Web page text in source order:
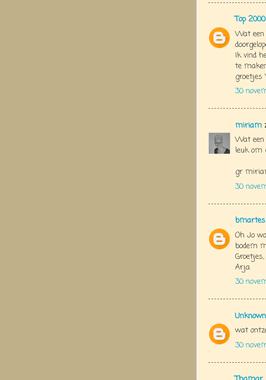
Top
Wat
Ik vind
te
groetjes
30
miriam
Wat een
leuk om
gr
30
bmartes
Oh Jo
bodem
Groetjes,
Arja
30
Unknown
wat
30